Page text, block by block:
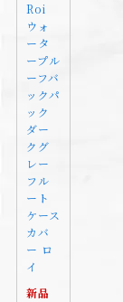
Roi
ウォ
ータ
ープル
ーフバ
ックパ
ック
ダー
クグ
レー
フル
ート
ケース
カバ
ー ロ
イ
新品